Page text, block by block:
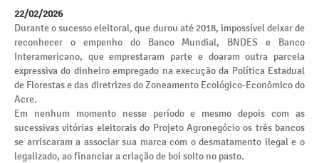
22/02/2026
Durante o sucesso eleitoral, que durou até 2018, impossível deixar de
reconhecer o empenho do Banco Mundial, BNDES e Banco
Interamericano, que emprestaram parte e doaram outra parcela
expressiva do dinheiro empregado na execução da Política Estadual
de Florestas e das diretrizes do Zoneamento Ecológico-Econômico do
Acre.
Em nenhum momento nesse período e mesmo depois com as
sucessivas vitórias eleitorais do Projeto Agronegócio os três bancos
se arriscaram a associar sua marca com o desmatamento ilegal e o
legalizado, ao financiar a criação de boi solto no pasto.